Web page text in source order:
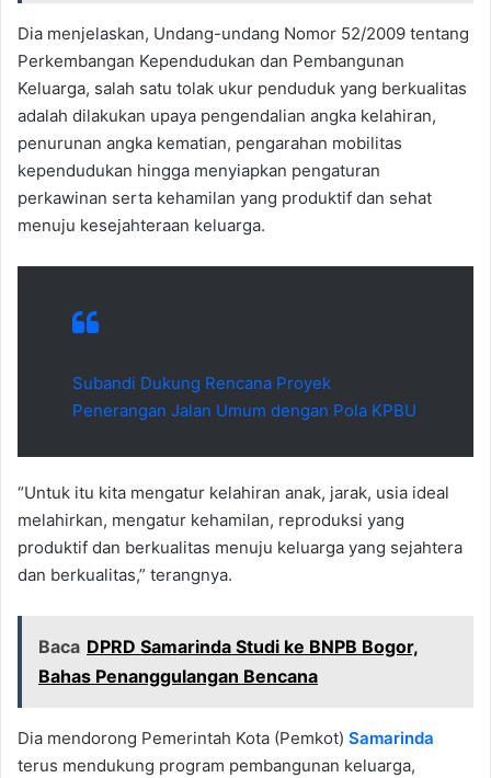
Dia menjelaskan, Undang-undang Nomor 52/2009 tentang
Perkembangan Kependudukan dan Pembangunan
Keluarga, salah satu tolak ukur penduduk yang berkualitas
adalah dilakukan upaya pengendalian angka kelahiran,
penurunan angka kematian, pengarahan mobilitas
kependudukan hingga menyiapkan pengaturan
perkawinan serta kehamilan yang produktif dan sehat
menuju kesejahteraan keluarga.
Subandi Dukung Rencana Proyek
Penerangan Jalan Umum dengan Pola KPBU
“Untuk itu kita mengatur kelahiran anak, jarak, usia ideal
melahirkan, mengatur kehamilan, reproduksi yang
produktif dan berkualitas menuju keluarga yang sejahtera
dan berkualitas,” terangnya.
Baca DPRD Samarinda Studi ke BNPB Bogor,
Bahas Penanggulangan Bencana
Dia mendorong Pemerintah Kota (Pemkot) Samarinda
terus mendukung program pembangunan keluarga,